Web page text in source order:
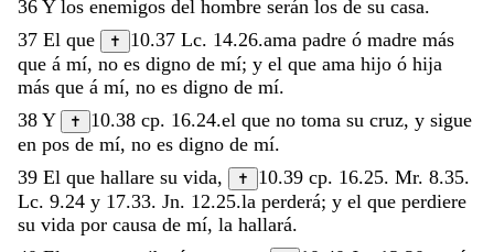
36 Y los enemigos del hombre serán los de su casa.
37 El que ✝ 10.37 Lc. 14.26.ama padre ó madre más
que á mí, no es digno de mí; y el que ama hijo ó hija
más que á mí, no es digno de mí.
38 Y ✝ 10.38 cp. 16.24.el que no toma su cruz, y sigue
en pos de mí, no es digno de mí.
39 El que hallare su vida, ✝ 10.39 cp. 16.25. Mr. 8.35.
Lc. 9.24 y 17.33. Jn. 12.25.la perderá; y el que perdiere
su vida por causa de mí, la hallará.